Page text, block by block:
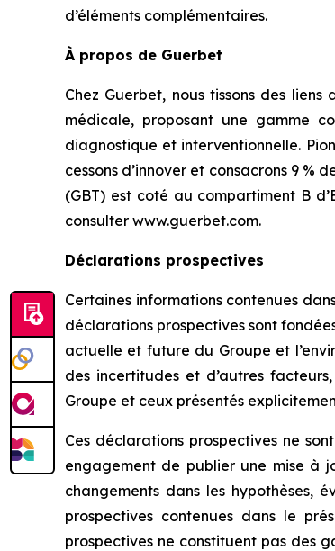
d’éléments complémentaires.
À propos de Guerbet
Chez Guerbet, nous tissons des
médicale, proposant une gamme
diagnostique et interventionnelle.
cessons d’innover et consacrons 9
(GBT) est coté au compartiment B
consulter www.guerbet.com.
Déclarations prospectives
Certaines informations contenues
déclarations prospectives sont
actuelle et future du Groupe et
des incertitudes et d’autres
Groupe et ceux présentés
Ces déclarations prospectives ne
engagement de publier une mise à
changements dans les hypothèses,
prospectives contenues dans le
prospectives ne constituent pas des